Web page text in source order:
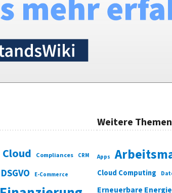
Cloud Compliances CRM
DSGVO E-Commerce
Weitere Themen
Apps
Cloud Computing
Erneuerbare